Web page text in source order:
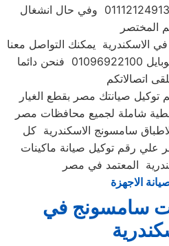
الاسكندرية الخط الساخن 01112124913 وفي حال انشغال
المختصر
الاسكندرية يمكنك التواصل معنا
علي ارقام من خلال رقم موبايل 01096922100 فنحن دائما
اتصالاتكم
صيانتك مصر بقطع الغيار
شاملة لجميع محافظات مصر
سامسونج الاسكندرية كل
علي رقم توكيل صيانة ماكينات
الاجهزة
سامسونج في